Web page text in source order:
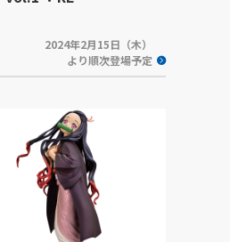
2024年2月15日（木）
より順次登場予定